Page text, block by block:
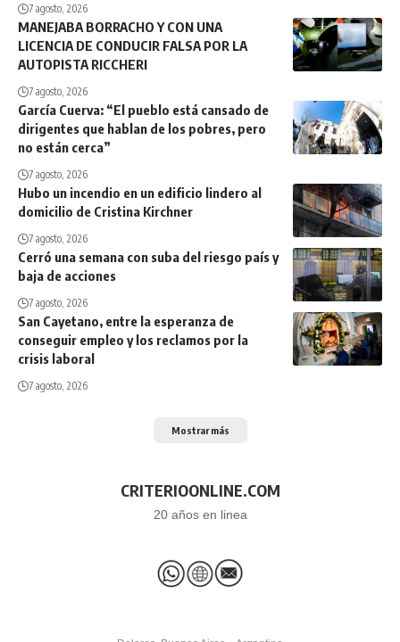
7 agosto, 2026
MANEJABA BORRACHO Y CON UNA
LICENCIA DE CONDUCIR FALSA POR LA
AUTOPISTA RICCHERI
7 agosto, 2026
García Cuerva: “El pueblo está cansado de
dirigentes que hablan de los pobres, pero
no están cerca”
7 agosto, 2026
Hubo un incendio en un edificio lindero al
domicilio de Cristina Kirchner
7 agosto, 2026
Cerró una semana con suba del riesgo país y
baja de acciones
7 agosto, 2026
San Cayetano, entre la esperanza de
conseguir empleo y los reclamos por la
crisis laboral
7 agosto, 2026
Mostrar más
CRITERIOONLINE.COM
20 años en linea